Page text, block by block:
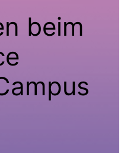
beim